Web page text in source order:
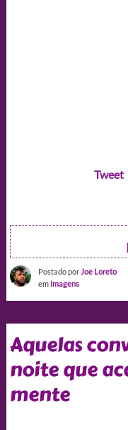
Tweet
Postado por Joe Loreto
em Imagens
Aquelas
noite que
mente